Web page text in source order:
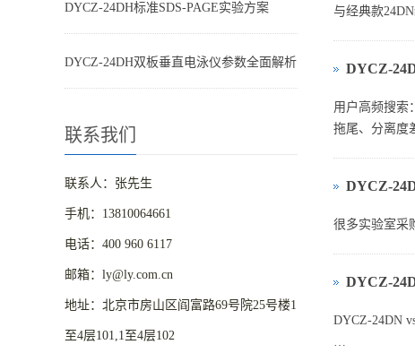
DYCZ-24DH标准SDS-PAGE实验方案
DYCZ-24DH双板垂直电泳仪参数全面解析
联系我们
联系人：张先生
手机：13810064661
电话：400 960 6117
邮箱：ly@ly.com.cn
地址：北京市房山区阎富路69号院25号楼1
至4层101,1至4层102
与经典款
DYCZ-
用户高频搜索
拖尾、分离度
DYCZ-
很多实验室采
DYCZ‑24DN